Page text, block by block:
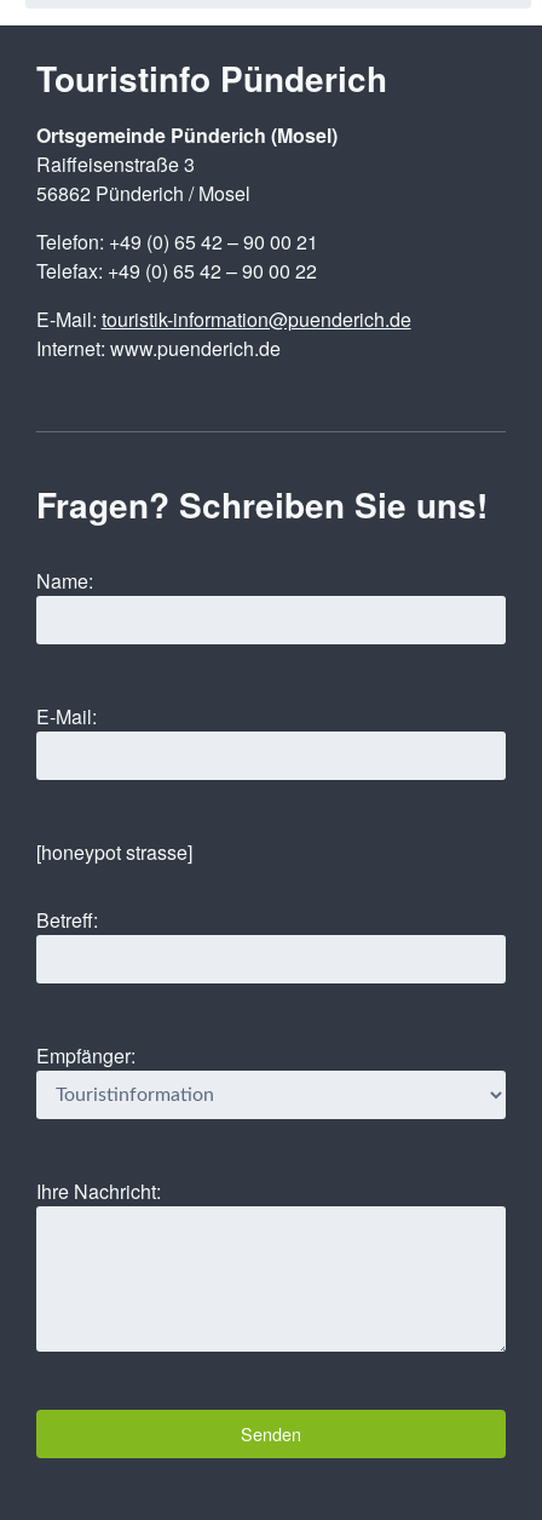
Touristinfo Pünderich
Ortsgemeinde Pünderich (Mosel)
Raiffeisenstraße 3
56862 Pünderich / Mosel
Telefon: +49 (0) 65 42 – 90 00 21
Telefax: +49 (0) 65 42 – 90 00 22
E-Mail: touristik-information@puenderich.de
Internet: www.puenderich.de
Fragen? Schreiben Sie uns!
Name:
E-Mail:
[honeypot strasse]
Betreff:
Empfänger:
Ihre Nachricht: